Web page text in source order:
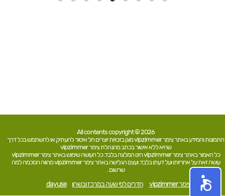
All contents copyright © 2026
התמונות והמידע באתר צימר vipzimmer מוגן בזכויות יוצרים חל איסור להעתיק או להשתמש בכל דרך
שהיא ללא אישור בכתב מהנהלת צימר vipzimmer
כל האמור באתר צימר vipzimmer הינו המלצה בלבד. כל העושה שימוש באתר צימר vipzimmer
עושה זאת על אחריותו ועל דעתו בלבד. ועצם הגלישה באתר צימר vipzimmer מהווה הסכמה למה
שרשום .
צימר vipzimmer חדרים לפי שעה במרכז ובשרון dayuse